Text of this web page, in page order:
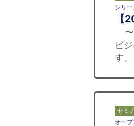
シリ
【
〜
ビ
す
セミ
オー